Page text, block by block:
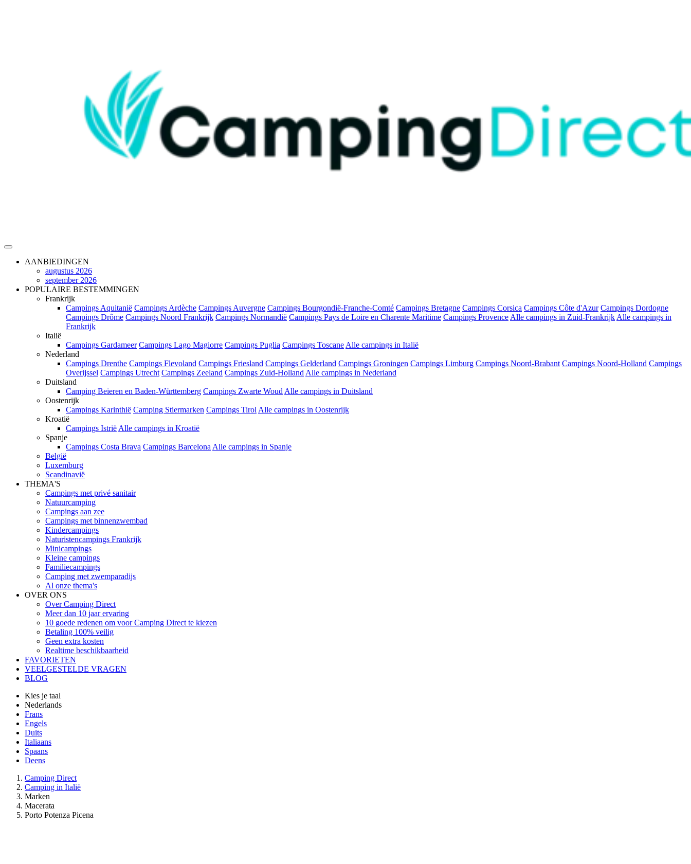
AANBIEDINGEN
augustus 2026
september 2026
POPULAIRE BESTEMMINGEN
Frankrijk
Campings Aquitanië Campings Ardèche Campings Auvergne Campings Bourgondië-Franche-Comté Campings Bretagne Campings Corsica Campings Côte d'Azur Campings Dordogne
Campings Drôme Campings Noord Frankrijk Campings Normandië Campings Pays de Loire en Charente Maritime Campings Provence Alle campings in Zuid-Frankrijk Alle campings in
Frankrijk
Italië
Campings Gardameer Campings Lago Magiorre Campings Puglia Campings Toscane Alle campings in Italië
Nederland
Campings Drenthe Campings Flevoland Campings Friesland Campings Gelderland Campings Groningen Campings Limburg Campings Noord-Brabant Campings Noord-Holland Campings
Overijssel Campings Utrecht Campings Zeeland Campings Zuid-Holland Alle campings in Nederland
Duitsland
Camping Beieren en Baden-Württemberg Campings Zwarte Woud Alle campings in Duitsland
Oostenrijk
Campings Karinthië Camping Stiermarken Campings Tirol Alle campings in Oostenrijk
Kroatië
Campings Istrië Alle campings in Kroatië
Spanje
Campings Costa Brava Campings Barcelona Alle campings in Spanje
België
Luxemburg
Scandinavië
THEMA'S
Campings met privé sanitair
Natuurcamping
Campings aan zee
Campings met binnenzwembad
Kindercampings
Naturistencampings Frankrijk
Minicampings
Kleine campings
Familiecampings
Camping met zwemparadijs
Al onze thema's
OVER ONS
Over Camping Direct
Meer dan 10 jaar ervaring
10 goede redenen om voor Camping Direct te kiezen
Betaling 100% veilig
Geen extra kosten
Realtime beschikbaarheid
FAVORIETEN
VEELGESTELDE VRAGEN
BLOG
Kies je taal
Nederlands
Frans
Engels
Duits
Italiaans
Spaans
Deens
Camping Direct
Camping in Italië
Marken
Macerata
Porto Potenza Picena